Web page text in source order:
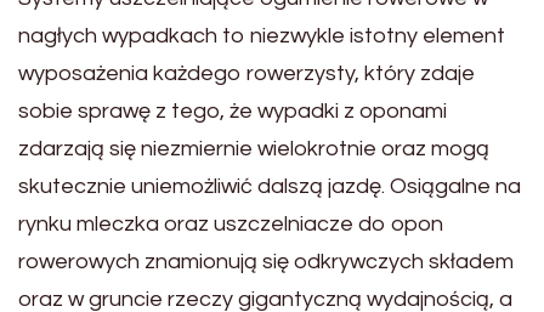
nagłych wypadkach to niezwykle istotny element
wyposażenia każdego rowerzysty, który zdaje
sobie sprawę z tego, że wypadki z oponami
zdarzają się niezmiernie wielokrotnie oraz mogą
skutecznie uniemożliwić dalszą jazdę. Osiągalne na
rynku mleczka oraz uszczelniacze do opon
rowerowych znamionują się odkrywczych składem
oraz w gruncie rzeczy gigantyczną wydajnością, a